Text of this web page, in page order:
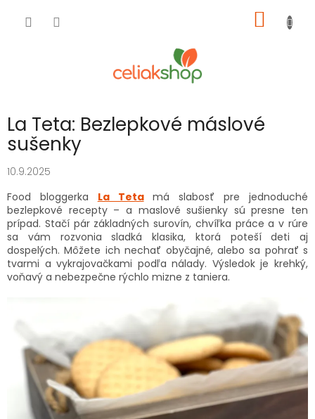
KOŠÍK
La Teta: Bezlepkové máslové
sušenky
10.9.2025
Food bloggerka La Tetamá slabosť pre jednoduché
bezlepkové recepty – a maslové sušienky sú presne ten
prípad. Stačí pár základných surovín, chvíľka práce a v rúre
sa vám rozvonia sladká klasika, ktorá poteší deti aj
dospelých. Môžete ich nechať obyčajné, alebo sa pohrať s
tvarmi a vykrajovačkami podľa nálady. Výsledok je krehký,
voňavý a nebezpečne rýchlo mizne z taniera.